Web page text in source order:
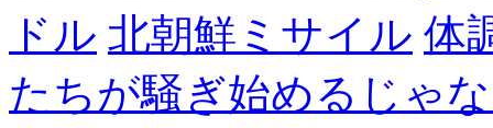
ドル 北朝鮮ミサイル 体
たちが騒ぎ始めるじゃ